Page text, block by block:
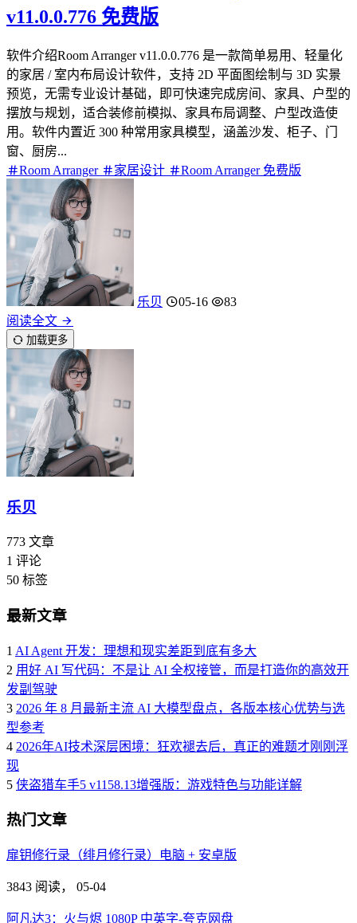
v11.0.0.776 免费版
软件介绍Room Arranger v11.0.0.776 是一款简单易用、轻量化
的家居 / 室内布局设计软件，支持 2D 平面图绘制与 3D 实景
预览，无需专业设计基础，即可快速完成房间、家具、户型的
摆放与规划，适合装修前模拟、家具布局调整、户型改造使
用。软件内置近 300 种常用家具模型，涵盖沙发、柜子、门
窗、厨房...
Room Arranger
家居设计 Room Arranger 免费版
乐贝 05-16
83
阅读全文
加载更多
乐贝
773 文章
1 评论
50 标签
最新文章
1 AI Agent 开发：理想和现实差距到底有多大
2 用好 AI 写代码：不是让 AI 全权接管，而是打造你的高效开
发副驾驶
3 2026 年 8 月最新主流 AI 大模型盘点，各版本核心优势与选
型参考
4 2026年AI技术深层困境：狂欢褪去后，真正的难题才刚刚浮
现
5 侠盗猎车手5 v1158.13增强版：游戏特色与功能详解
热门文章
扉钥修行录（绯月修行录）电脑 + 安卓版
3843 阅读， 05-04
阿凡达3：火与烬 1080P 中英字-夸克网盘